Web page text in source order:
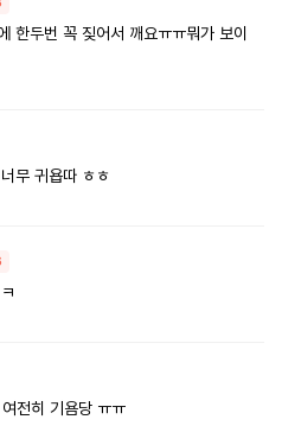
한두번 꼭 짖어서 깨요ㅠㅠ뭐가 보이
무 귀욥따 ㅎㅎ
전히 기욤당 ㅠㅠ